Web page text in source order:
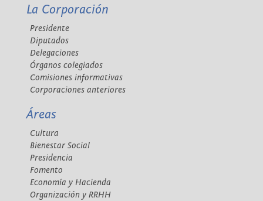
La Corporación
Presidente
Diputados
Delegaciones
Órganos colegiados
Comisiones informativas
Corporaciones anteriores
Áreas
Cultura
Bienestar Social
Presidencia
Fomento
Economía y Hacienda
Organización y RRHH